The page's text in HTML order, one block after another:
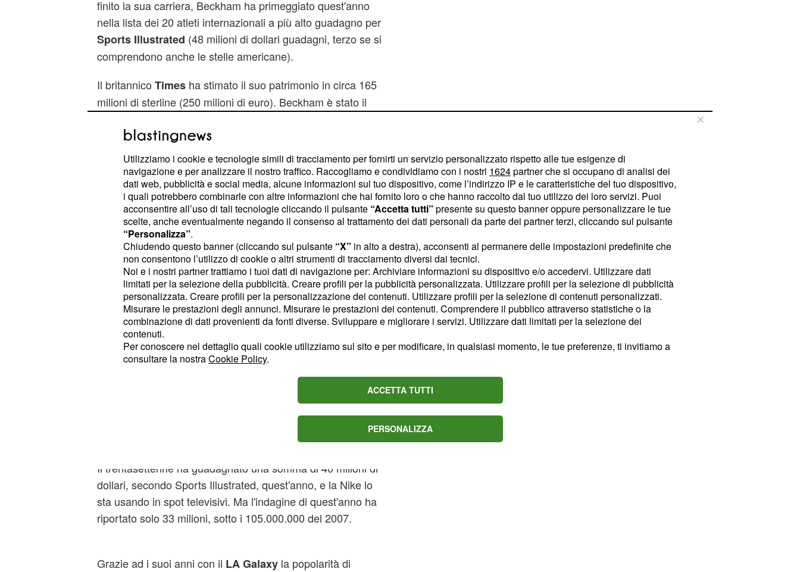
finito la sua carriera, Beckham ha primeggiato quest'anno
nella lista dei 20 atleti internazionali a più alto guadagno per
Sports Illustrated (48 milioni di dollari guadagni, terzo se si
comprendono anche le stelle americane).
Il britannico Times ha stimato il suo patrimonio in circa 165
milioni di sterline (250 milioni di euro). Beckham è stato il
Lasciare il calcio è stato un po' un azzardo perché non si sa
sembrava essere un po' come quella di Beckham fino ad
implodere in scandali coniugali, continua ad avere una
riconnessione al momento difficile con i tifosi.
Il trentasettenne ha guadagnato una somma di 40 milioni di
dollari, secondo Sports Illustrated, quest'anno, e la Nike lo
sta usando in spot televisivi. Ma l'indagine di quest'anno ha
riportato solo 33 milioni, sotto i 105.000.000 del 2007.
Grazie ad i suoi anni con il LA Galaxyla popolarità di
Utilizziamo i cookie e tecnologie simili di tracciamento per fornirti un servizio personalizzato rispetto alle tue esigenze di
navigazione e per analizzare il nostro traffico. Raccogliamo e condividiamo con i nostri 1624partner che si occupano di analisi dei
dati web, pubblicità e social media, alcune informazioni sul tuo dispositivo, come l’indirizzo IP e le caratteristiche del tuo dispositivo,
i quali potrebbero combinarle con altre informazioni che hai fornito loro o che hanno raccolto dal tuo utilizzo dei loro servizi. Puoi
acconsentire all’uso di tali tecnologie cliccando il pulsante “Accetta tutti” presente su questo banner oppure personalizzare le tue
scelte, anche eventualmente negando il consenso al trattamento dei dati personali da parte dei partner terzi, cliccando sul pulsante
“Personalizza”.
Chiudendo questo banner (cliccando sul pulsante “X” in alto a destra), acconsenti al permanere delle impostazioni predefinite che
non consentono l’utilizzo di cookie o altri strumenti di tracciamento diversi dai tecnici.
Noi e i nostri partner trattiamo i tuoi dati di navigazione per: Archiviare informazioni su dispositivo e/o accedervi. Utilizzare dati
limitati per la selezione della pubblicità. Creare profili per la pubblicità personalizzata. Utilizzare profili per la selezione di pubblicità
personalizzata. Creare profili per la personalizzazione dei contenuti. Utilizzare profili per la selezione di contenuti personalizzati.
Misurare le prestazioni degli annunci. Misurare le prestazioni dei contenuti. Comprendere il pubblico attraverso statistiche o la
combinazione di dati provenienti da fonti diverse. Sviluppare e migliorare i servizi. Utilizzare dati limitati per la selezione dei
contenuti.
Per conoscere nel dettaglio quali cookie utilizziamo sul sito e per modificare, in qualsiasi momento, le tue preferenze, ti invitiamo a
consultare la nostraCookie Policy.
ACCETTA TUTTI
PERSONALIZZA